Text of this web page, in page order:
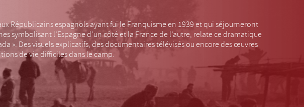
Républicains espagnols ayant fui le Franquisme en 1939 et qui séjourneront
symbolisant l’Espagne d’un côté et la France de l’autre, relate ce dramatique
». Des visuels explicatifs, des documentaires télévisés ou encore des œuvres
de vie difficiles dans le camp.